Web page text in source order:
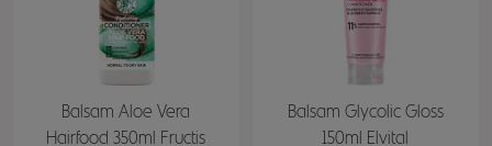
Balsam Aloe Vera
Hairfood 350ml Fructis
Balsam Glycolic Gloss
150ml Elvital